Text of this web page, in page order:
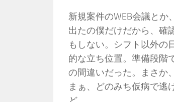
新規案件のWEB会議と
出たの僕だけだから、確
もしない。シフト以外の
的な立ち位置。準備段階
の間違いだった。まさか
まぁ、どのみち仮病で逃